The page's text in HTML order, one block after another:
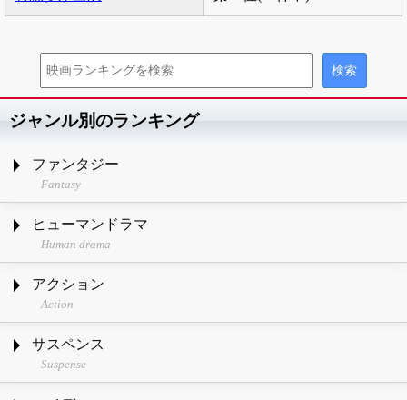
ジャンル別のランキング
ファンタジー
Fantasy
ヒューマンドラマ
Human drama
アクション
Action
サスペンス
Suspense